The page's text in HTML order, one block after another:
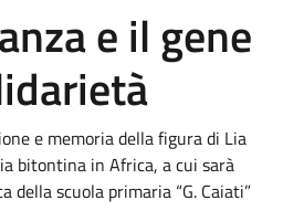
e il gene
e memoria della figura di Lia
bitontina in Africa, a cui sarà
della scuola primaria “G. Caiati”